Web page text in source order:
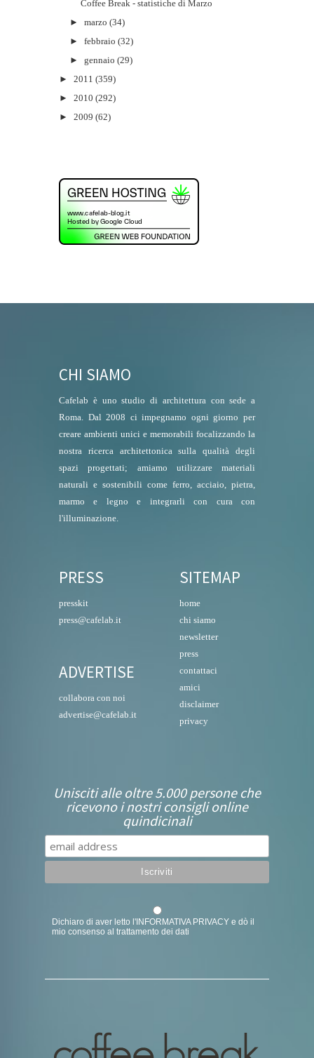
Coffee Break - statistiche di Marzo
►marzo (34)
►febbraio (32)
►gennaio (29)
► 2011 (359)
► 2010 (292)
► 2009 (62)
CHI SIAMO
Cafelab è uno studio di architettura con sede a
Roma. Dal 2008 ci impegnamo ogni giorno per
creare ambienti unici e memorabili focalizzando la
nostra ricerca architettonica sulla qualità degli
spazi progettati; amiamo utilizzare materiali
naturali e sostenibili come ferro, acciaio, pietra,
marmo e legno e integrarli con cura con
l'illuminazione.
PRESS
presskit
press@cafelab.it
ADVERTISE
collabora con noi
advertise@cafelab.it
SITEMAP
home
chi siamo
newsletter
press
contattaci
amici
disclaimer
privacy
Unisciti alle oltre 5.000 persone che
ricevono i nostri consigli online
quindicinali
Dichiaro di aver letto l' INFORMATIVA PRIVACY e dò il
mio consenso al trattamento dei dati